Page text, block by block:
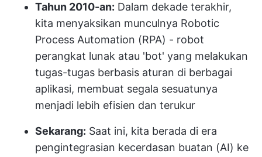
Tahun 2010-an: Dalam dekade terakhir,
kita menyaksikan munculnya Robotic
Process Automation (RPA) - robot
perangkat lunak atau 'bot' yang melakukan
tugas-tugas berbasis aturan di berbagai
aplikasi, membuat segala sesuatunya
menjadi lebih efisien dan terukur
Sekarang: Saat ini, kita berada di era
pengintegrasian kecerdasan buatan (AI) ke